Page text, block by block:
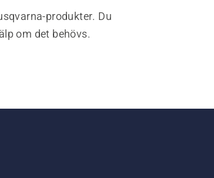
produkter. Du
om det behövs.